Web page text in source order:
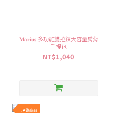
𝐌𝐚𝐫𝐢𝐮𝐬 多功能雙拉鍊大容量肩背
手提包
NT$1,040
現貨商品